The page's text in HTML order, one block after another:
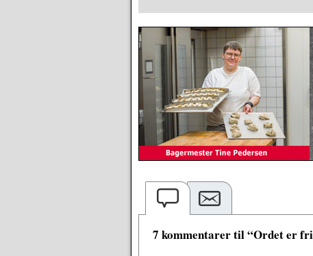
7 kommentarer til “Ordet er